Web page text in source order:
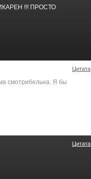
!!! ПРОСТО
Цитата
смотрибельна. Я бы
Цитата